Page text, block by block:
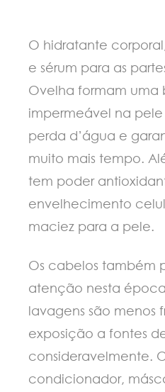
O hidratante
e sérum para as
Ovelha formam uma
impermeável na
perda d’água e
muito mais tempo.
tem poder
envelhecimento
maciez para a pele.
Os cabelos também
atenção nesta
lavagens são menos
exposição a fontes
consideravelmente.
condicionador,